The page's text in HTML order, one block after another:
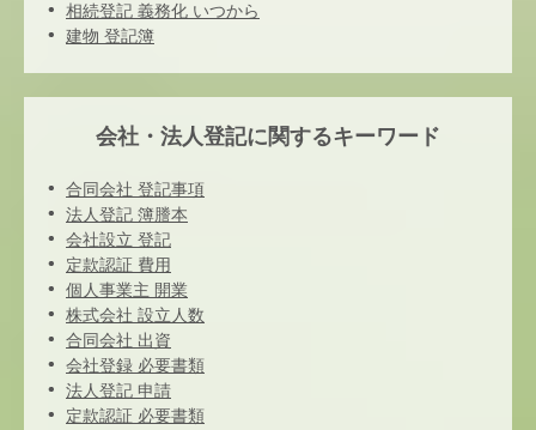
相続登記 義務化 いつから
建物 登記簿
会社・法人登記に関するキーワード
合同会社 登記事項
法人登記 簿謄本
会社設立 登記
定款認証 費用
個人事業主 開業
株式会社 設立人数
合同会社 出資
会社登録 必要書類
法人登記 申請
定款認証 必要書類